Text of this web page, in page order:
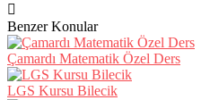
Benzer Konular
Çamardı Matematik Özel Ders
LGS Kursu Bilecik